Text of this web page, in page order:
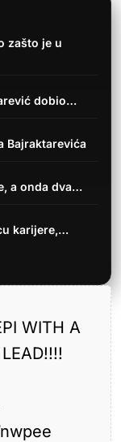
zašto je u
dobio…
Bajraktarevića
a onda dva…
karijere,…
WITH A